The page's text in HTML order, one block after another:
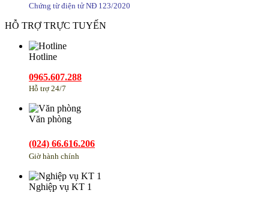
Chứng từ điện tử NĐ 123/2020
HỖ TRỢ TRỰC TUYẾN
Hotline
0965.607.288
Hỗ trợ 24/7
Văn phòng
(024) 66.616.206
Giờ hành chính
Nghiệp vụ KT 1